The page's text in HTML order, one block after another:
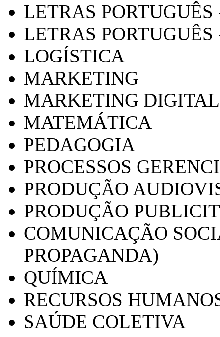
LETRAS
LETRAS PORTUGUÊS
LOGÍSTICA
MARKETING
MARKETING DIGITAL
MATEMÁTICA
PEDAGOGIA
PROCESSOS
PRODUÇÃO
PRODUÇÃO
COMUNICAÇÃO
PROPAGANDA)
QUÍMICA
RECURSOS
SAÚDE COLETIVA